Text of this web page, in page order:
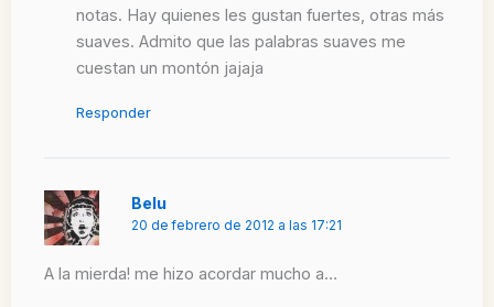
notas. Hay quienes les gustan fuertes, otras más
suaves. Admito que las palabras suaves me
cuestan un montón jajaja
Responder
Belu
20 de febrero de 2012 a las 17:21
A la mierda! me hizo acordar mucho a…